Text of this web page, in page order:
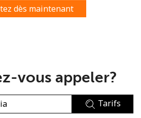
ou
dès maintenant
vous appeler?
Tarifs